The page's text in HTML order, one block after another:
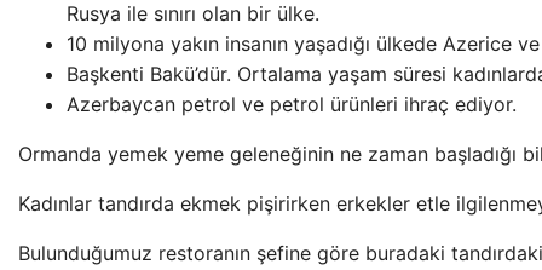
Rusya ile sınırı olan bir ülke.
10 milyona yakın insanın yaşadığı ülkede Azerice
Başkenti Bakü’dür. Ortalama yaşam süresi
Azerbaycan petrol ve petrol ürünleri ihraç ediyor.
Ormanda yemek yeme geleneğinin ne zaman başladığı
Kadınlar tandırda ekmek pişirirken erkekler etle
Bulunduğumuz restoranın şefine göre buradaki